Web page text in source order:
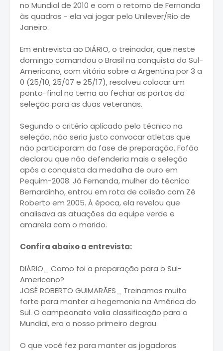
no Mundial de 2010 e com o retorno de Fernanda
às quadras - ela vai jogar pelo Unilever/Rio de
Janeiro.
Em entrevista ao DIÁRIO, o treinador, que neste
domingo comandou o Brasil na conquista do Sul-
Americano, com vitória sobre a Argentina por 3 a
0 (25/10, 25/07 e 25/17), resolveu colocar um
ponto-final no tema ao fechar as portas da
seleção para as duas veteranas.
Segundo o critério aplicado pelo técnico na
seleção, não seria justo convocar atletas que
não participaram da fase de preparação. Fofão
declarou que não defenderia mais a seleção
após a conquista da medalha de ouro em
Pequim-2008. Já Fernanda, mulher do técnico
Bernardinho, entrou em rota de colisão com Zé
Roberto em 2005. À época, ela revelou que
analisava as atuações da equipe verde e
amarela com o marido.
Confira abaixo a entrevista:
DIÁRIO_ Como foi a preparação para o Sul-
Americano?
JOSÉ ROBERTO GUIMARÃES_ Treinamos muito
forte para manter a hegemonia na América do
Sul. O campeonato valia classificação para o
Mundial, era o nosso primeiro degrau.
O que você fez para manter as jogadoras